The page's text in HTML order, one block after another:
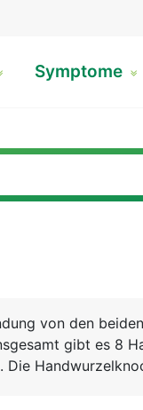
Symptome
von den
gibt es 8
Die